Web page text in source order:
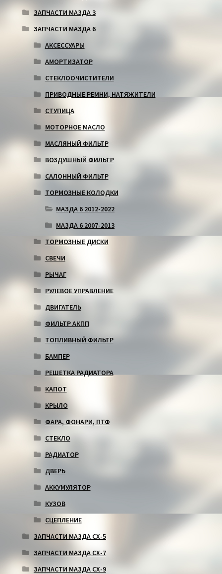
ЗАПЧАСТИ МАЗДА 3
ЗАПЧАСТИ МАЗДА 6
АКСЕССУАРЫ
АМОРТИЗАТОР
СТЕКЛООЧИСТИТЕЛИ
ПРИВОДНЫЕ РЕМНИ, НАТЯЖИТЕЛИ
СТУПИЦА
МОТОРНОЕ МАСЛО
МАСЛЯНЫЙ ФИЛЬТР
ВОЗДУШНЫЙ ФИЛЬТР
САЛОННЫЙ ФИЛЬТР
ТОРМОЗНЫЕ КОЛОДКИ
МАЗДА 6 2012-2022
МАЗДА 6 2007-2013
ТОРМОЗНЫЕ ДИСКИ
СВЕЧИ
РЫЧАГ
РУЛЕВОЕ УПРАВЛЕНИЕ
ДВИГАТЕЛЬ
ФИЛЬТР АКПП
ТОПЛИВНЫЙ ФИЛЬТР
БАМПЕР
РЕШЕТКА РАДИАТОРА
КАПОТ
КРЫЛО
ФАРА, ФОНАРИ, ПТФ
СТЕКЛО
РАДИАТОР
ДВЕРЬ
АККУМУЛЯТОР
КУЗОВ
СЦЕПЛЕНИЕ
ЗАПЧАСТИ МАЗДА СХ-5
ЗАПЧАСТИ МАЗДА СХ-7
ЗАПЧАСТИ МАЗДА СХ-9